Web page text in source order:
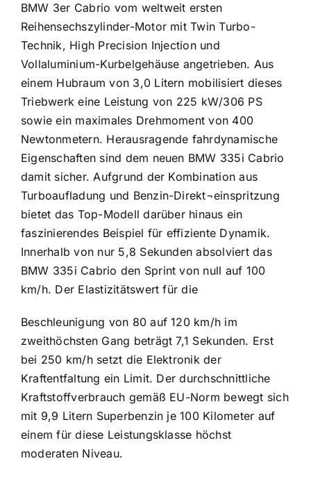
BMW 3er Cabrio vom weltweit ersten
Reihensechszylinder-Motor mit Twin Turbo-
Technik, High Precision Injection und
Vollaluminium-Kurbelgehäuse angetrieben. Aus
einem Hubraum von 3,0 Litern mobilisiert dieses
Triebwerk eine Leistung von 225 kW/306 PS
sowie ein maximales Drehmoment von 400
Newtonmetern. Herausragende fahrdynamische
Eigenschaften sind dem neuen BMW 335i Cabrio
damit sicher. Aufgrund der Kombination aus
Turboaufladung und Benzin-Direkt¬einspritzung
bietet das Top-Modell darüber hinaus ein
faszinierendes Beispiel für effiziente Dynamik.
Innerhalb von nur 5,8 Sekunden absolviert das
BMW 335i Cabrio den Sprint von null auf 100
km/h. Der Elastizitätswert für die
Beschleunigung von 80 auf 120 km/h im
zweithöchsten Gang beträgt 7,1 Sekunden. Erst
bei 250 km/h setzt die Elektronik der
Kraftentfaltung ein Limit. Der durchschnittliche
Kraftstoffverbrauch gemäß EU-Norm bewegt sich
mit 9,9 Litern Superbenzin je 100 Kilometer auf
einem für diese Leistungsklasse höchst
moderaten Niveau.